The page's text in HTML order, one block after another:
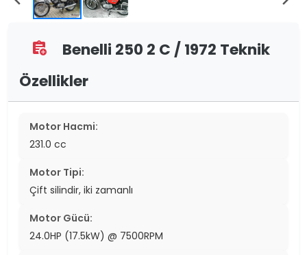
assignment_add
Benelli 250 2 C / 1972 Teknik
Özellikler
Motor Hacmi:
231.0 cc
Motor Tipi:
Çift silindir, iki zamanlı
Motor Gücü:
24.0HP (17.5kW) @ 7500RPM